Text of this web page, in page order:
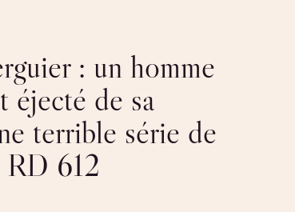
: un homme
éjecté de sa
terrible série de
RD 612